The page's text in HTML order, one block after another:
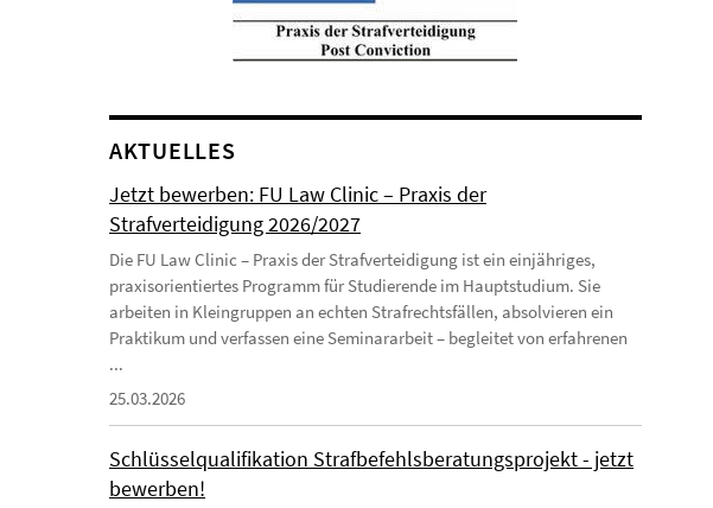
AKTUELLES
Jetzt bewerben: FU Law Clinic – Praxis der
Strafverteidigung 2026/2027
Die FU Law Clinic – Praxis der Strafverteidigung ist ein einjähriges,
praxisorientiertes Programm für Studierende im Hauptstudium. Sie
arbeiten in Kleingruppen an echten Strafrechtsfällen, absolvieren ein
Praktikum und verfassen eine Seminararbeit – begleitet von erfahrenen
...
25.03.2026
Schlüsselqualifikation Strafbefehlsberatungsprojekt - jetzt
bewerben!